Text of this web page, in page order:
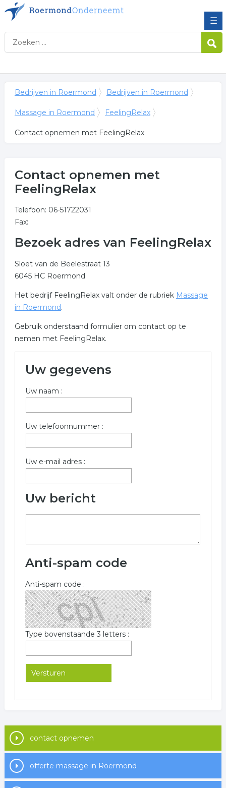
☰
Bedrijven in Roermond Bedrijven in Roermond
Massage in Roermond FeelingRelax
Contact opnemen met FeelingRelax
Contact opnemen met
FeelingRelax
Telefoon: 06-51722031
Fax:
Bezoek adres van FeelingRelax
Sloet van de Beelestraat 13
6045 HC Roermond
Het bedrijf FeelingRelax valt onder de rubriek Massage
in Roermond.
Gebruik onderstaand formulier om contact op te
nemen met FeelingRelax.
Uw gegevens
Uw naam :
Uw telefoonnummer :
Uw e-mail adres :
Uw bericht
Anti-spam code
Anti-spam code :
Type bovenstaande 3 letters :
contact opnemen
offerte massage in Roermond